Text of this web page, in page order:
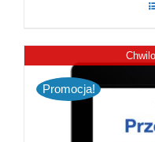
59,90
Promocja!